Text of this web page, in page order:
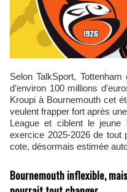
Selon TalkSport, Tottenham est en train de préparer une offre
d’environ 100 millions
Kroupi à Bournemouth cet
veulent frapper fort après
League et ciblent le jeune
exercice 2025-2026 de tout
cote, désormais estimée
Bournemouth inflexible,